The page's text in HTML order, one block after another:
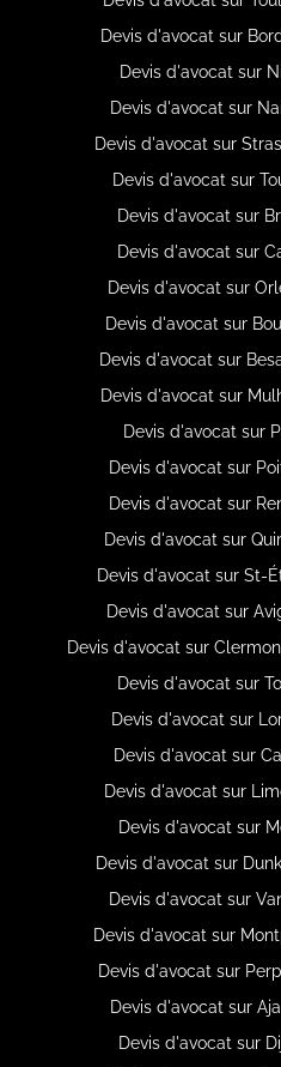
Devis d'avocat sur
Devis d'avocat sur
Devis d'avocat sur
Devis d'avocat sur
Devis d'avocat sur
Devis d'avocat sur
Devis d'avocat sur
Devis d'avocat sur
Devis d'avocat sur
Devis d'avocat sur
Devis d'avocat sur
Devis d'avocat sur
Devis d'avocat sur
Devis d'avocat sur
Devis d'avocat sur
Devis d'avocat sur St-
Devis d'avocat sur
Devis d'avocat sur
Devis d'avocat sur
Devis d'avocat sur
Devis d'avocat sur
Devis d'avocat sur
Devis d'avocat sur
Devis d'avocat sur
Devis d'avocat sur
Devis d'avocat sur
Devis d'avocat sur
Devis d'avocat sur
Devis d'avocat sur